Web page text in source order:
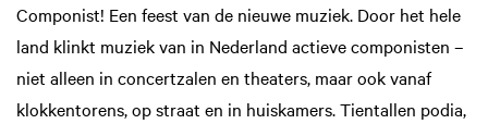
Componist! Een feest van de nieuwe muziek. Door het hele
land klinkt muziek van in Nederland actieve componisten –
niet alleen in concertzalen en theaters, maar ook vanaf
klokkentorens, op straat en in huiskamers. Tientallen podia,